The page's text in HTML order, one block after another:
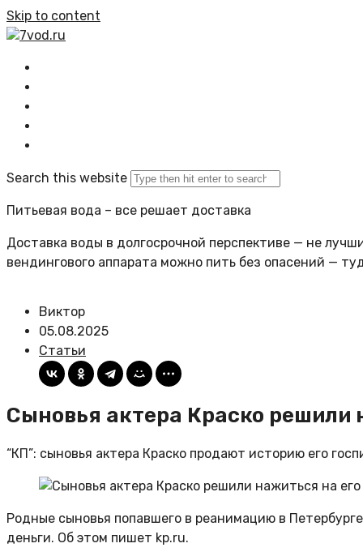
Skip to content
7vod.ru
Search this website
Питьевая вода – все решает доставка
Доставка воды в долгосрочной перспективе — не
вендингового аппарата можно пить без опасений —
Виктор
05.08.2025
Статьи
Сыновья актера Краско решили
“КП”: сыновья актера Краско продают историю его
Родные сыновья попавшего в реанимацию в
деньги. Об этом пишет kp.ru.